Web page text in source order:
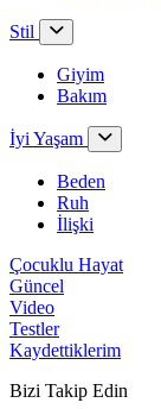
Stil
Giyim
Bakım
İyi Yaşam
Beden
Ruh
İlişki
Çocuklu Hayat
Güncel
Video
Testler
Kaydettiklerim
Bizi Takip Edin